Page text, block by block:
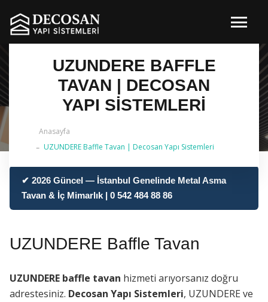
UZUNDERE BAFFLE
TAVAN | DECOSAN
YAPI SISTEMLERI
Anasayfa
UZUNDERE Baffle Tavan | Decosan Yapı Sistemleri
✔ 2026 Güncel — İstanbul Genelinde Metal Asma
Tavan & İç Mimarlık | 0 542 484 88 86
UZUNDERE Baffle Tavan
UZUNDERE baffle tavan hizmeti arıyorsanız doğru
adrestesiniz. Decosan Yapı Sistemleri, UZUNDERE ve